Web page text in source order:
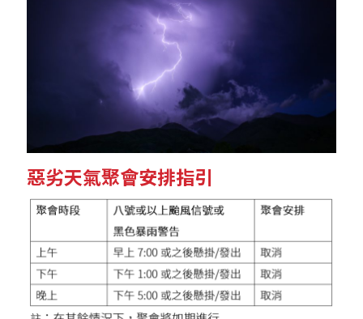
惡劣天氣聚會安排指引